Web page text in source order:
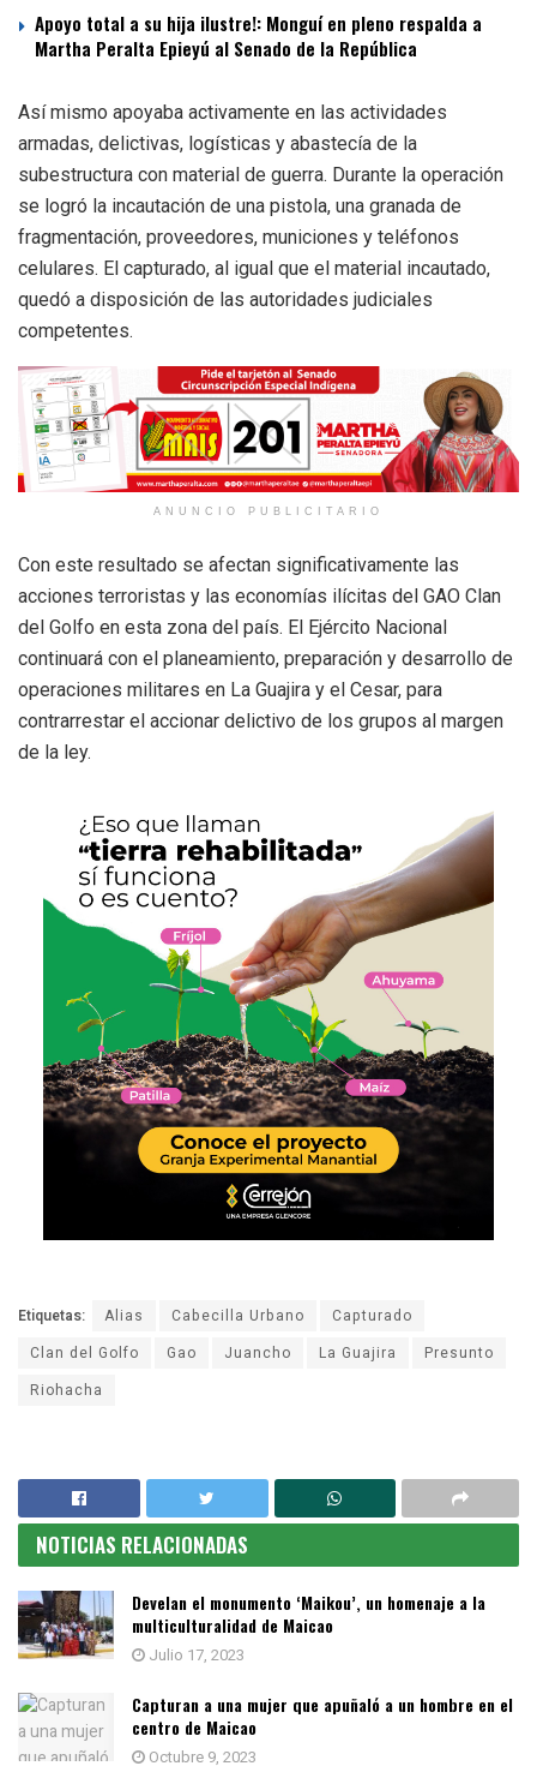
Apoyo total a su hija ilustre!: Monguí en pleno respalda a
Martha Peralta Epieyú al Senado de la República
Así mismo apoyaba activamente en las actividades
armadas, delictivas, logísticas y abastecía de la
subestructura con material de guerra. Durante la operación
se logró la incautación de una pistola, una granada de
fragmentación, proveedores, municiones y teléfonos
celulares. El capturado, al igual que el material incautado,
quedó a disposición de las autoridades judiciales
competentes.
ANUNCIO PUBLICITARIO
Con este resultado se afectan significativamente las
acciones terroristas y las economías ilícitas del GAO Clan
del Golfo en esta zona del país. El Ejército Nacional
continuará con el planeamiento, preparación y desarrollo de
operaciones militares en La Guajira y el Cesar, para
contrarrestar el accionar delictivo de los grupos al margen
de la ley.
Etiquetas: Alias Cabecilla Urbano
Capturado
Clan del Golfo
Gao Juancho La Guajira
Presunto
Riohacha
NOTICIAS RELACIONADAS
Develan el monumento ‘Maikou’, un homenaje a la
multiculturalidad de Maicao
Julio 17, 2023
Capturan a una mujer que apuñaló a un hombre en el
centro de Maicao
Octubre 9, 2023